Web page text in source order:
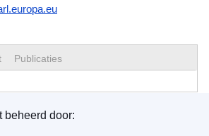
Publicaties
van de Europese Unie
beheerd door: